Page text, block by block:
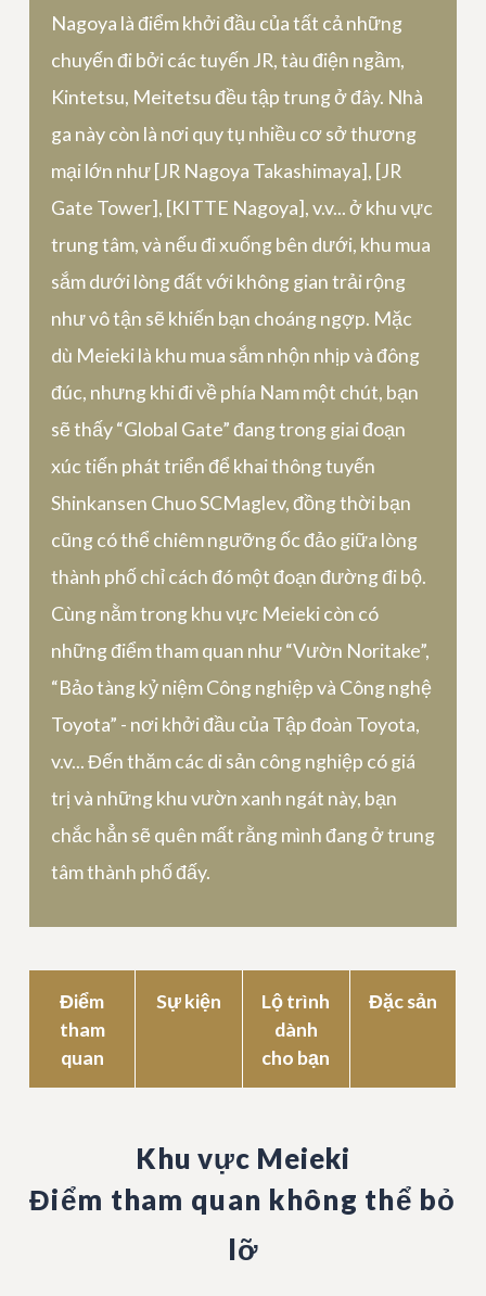
Nagoya là điểm khởi đầu của tất cả những
chuyến đi bởi các tuyến JR, tàu điện ngầm,
Kintetsu, Meitetsu đều tập trung ở đây. Nhà
ga này còn là nơi quy tụ nhiều cơ sở thương
mại lớn như [JR Nagoya Takashimaya], [JR
Gate Tower], [KITTE Nagoya], v.v... ở khu vực
trung tâm, và nếu đi xuống bên dưới, khu mua
sắm dưới lòng đất với không gian trải rộng
như vô tận sẽ khiến bạn choáng ngợp. Mặc
dù Meieki là khu mua sắm nhộn nhịp và đông
đúc, nhưng khi đi về phía Nam một chút, bạn
sẽ thấy “Global Gate” đang trong giai đoạn
xúc tiến phát triển để khai thông tuyến
Shinkansen Chuo SCMaglev, đồng thời bạn
cũng có thể chiêm ngưỡng ốc đảo giữa lòng
thành phố chỉ cách đó một đoạn đường đi bộ.
Cùng nằm trong khu vực Meieki còn có
những điểm tham quan như “Vườn Noritake”,
“Bảo tàng kỷ niệm Công nghiệp và Công nghệ
Toyota” - nơi khởi đầu của Tập đoàn Toyota,
v.v... Đến thăm các di sản công nghiệp có giá
trị và những khu vườn xanh ngát này, bạn
chắc hẳn sẽ quên mất rằng mình đang ở trung
tâm thành phố đấy.
Điểm
tham
quan
Sự kiện
Lộ trình
dành
cho bạn
Đặc sản
Khu vực Meieki
Điểm tham quan không thể bỏ
lỡ